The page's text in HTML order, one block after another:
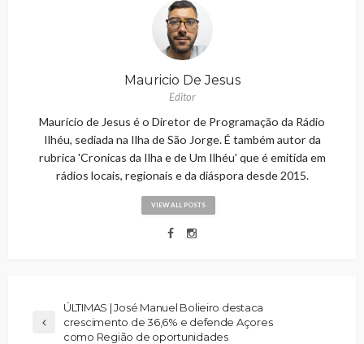
Mauricio De Jesus
Editor
Maurício de Jesus é o Diretor de Programação da Rádio
Ilhéu, sediada na Ilha de São Jorge. É também autor da
rubrica 'Cronicas da Ilha e de Um Ilhéu' que é emitida em
rádios locais, regionais e da diáspora desde 2015.
VIEW ALL POSTS
ÚLTIMAS | José Manuel Bolieiro destaca
crescimento de 36,6% e defende Açores
como Região de oportunidades